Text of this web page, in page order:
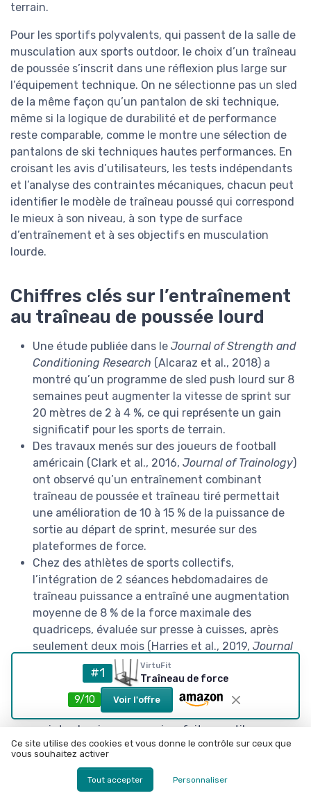
terrain.
Pour les sportifs polyvalents, qui passent de la salle de
musculation aux sports outdoor, le choix d’un traîneau
de poussée s’inscrit dans une réflexion plus large sur
l’équipement technique. On ne sélectionne pas un sled
de la même façon qu’un pantalon de ski technique,
même si la logique de durabilité et de performance
reste comparable, comme le montre une sélection de
pantalons de ski techniques hautes performances. En
croisant les avis d’utilisateurs, les tests indépendants
et l’analyse des contraintes mécaniques, chacun peut
identifier le modèle de traîneau poussé qui correspond
le mieux à son niveau, à son type de surface
d’entraînement et à ses objectifs en musculation
lourde.
Chiffres clés sur l’entraînement
au traîneau de poussée lourd
Une étude publiée dans le Journal of Strength and
Conditioning Research (Alcaraz et al., 2018) a
montré qu’un programme de sled push lourd sur 8
semaines peut augmenter la vitesse de sprint sur
20 mètres de 2 à 4 %, ce qui représente un gain
significatif pour les sports de terrain.
Des travaux menés sur des joueurs de football
américain (Clark et al., 2016, Journal of Trainology)
ont observé qu’un entraînement combinant
traîneau de poussée et traîneau tiré permettait
une amélioration de 10 à 15 % de la puissance de
sortie au départ de sprint, mesurée sur des
plateformes de force.
Chez des athlètes de sports collectifs,
l’intégration de 2 séances hebdomadaires de
traîneau puissance a entraîné une augmentation
moyenne de 8 % de la force maximale des
quadriceps, évaluée sur presse à cuisses, après
seulement deux mois (Harries et al., 2019, Journal
of Strength and Conditioning Research
Des analyses biomécaniques ont montré que le
travail au sled traîneau peut réduire de 10 à 20 %
les contraintes d’impact au sol par rapport à des
sprints classiques, ce qui en fait un outil
intéressant pour les phases de retour de blessure
Dans les formats de compétition de type Hyrox, les
#1 VirtuFit
Traîneau de force
9/10
Voir l'offre
Ce site utilise des cookies et vous donne le contrôle sur ceux que
vous souhaitez activer
Tout accepter Personnaliser